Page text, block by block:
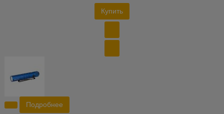
Купить
Подробнее